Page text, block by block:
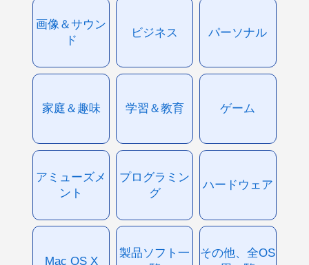
画像＆サウン
ド
ビジネス パーソナル
家庭＆趣味 学習＆教育 ゲーム
アミューズメ
ント
プログラミン
グ
ハードウェア
Mac OS X
製品ソフト一
その他、全OS